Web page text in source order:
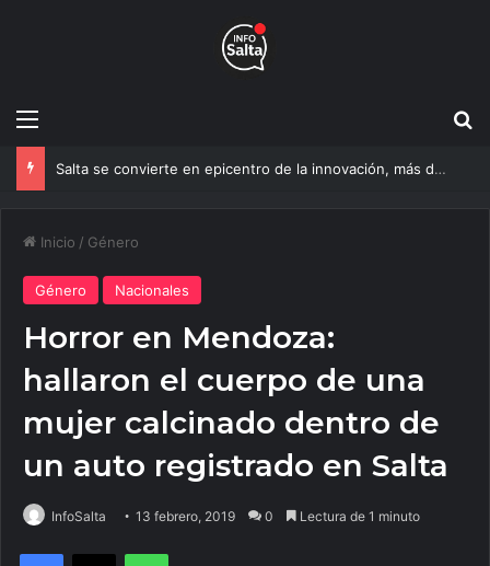
Menú
Salta se convierte en epicentro de la innovación, más de 600 personas ya participan del NOA Innova
Inicio / Género
Género Nacionales
Horror en Mendoza:
hallaron el cuerpo de una
mujer calcinado dentro de
un auto registrado en Salta
InfoSalta 13 febrero, 2019 0 Lectura de 1 minuto
Facebook
X WhatsApp